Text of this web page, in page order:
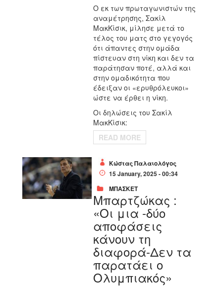
Ο εκ των πρωταγωνιστών της
αναμέτρησης, Σακίλ
ΜακΚίσικ, μίλησε μετά το
τέλος του ματς στο γεγογός
ότι άπαντες στην ομάδα
πίστευαν στη νίκη και δεν τα
παράτησαν ποτέ, αλλά και
στην ομαδικότητα που
έδειξαν οι «ερυθρόλευκοι»
ώστε να έρθει η νίκη.
Οι δηλώσεις του Σακίλ
ΜακΚίσικ:
READ MORE
Κώστας Παλαιολόγος
15 January, 2025 - 00:34
ΜΠΑΣΚΕΤ
Μπαρτζώκας :
«Οι μια -δύο
αποφάσεις
κάνουν τη
διαφορά-Δεν τα
παρατάει ο
Ολυμπιακός»